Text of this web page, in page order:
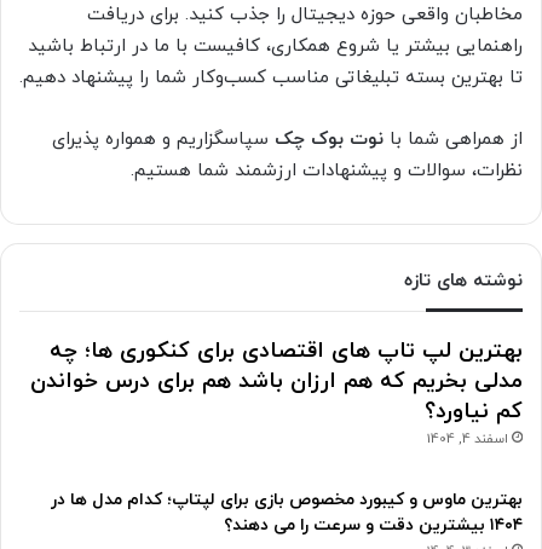
مخاطبان واقعی حوزه دیجیتال را جذب کنید. برای دریافت
راهنمایی بیشتر یا شروع همکاری، کافیست با ما در ارتباط باشید
تا بهترین بسته تبلیغاتی مناسب کسب‌وکار شما را پیشنهاد دهیم.
از همراهی شما با نوت بوک چک سپاسگزاریم و همواره پذیرای
نظرات، سوالات و پیشنهادات ارزشمند شما هستیم.
نوشته های تازه
بهترین لپ تاپ های اقتصادی برای کنکوری ها؛ چه
مدلی بخریم که هم ارزان باشد هم برای درس خواندن
کم نیاورد؟
اسفند 4, 1404
بهترین ماوس و کیبورد مخصوص بازی برای لپتاپ؛ کدام مدل ها در
۱۴۰۴ بیشترین دقت و سرعت را می دهند؟